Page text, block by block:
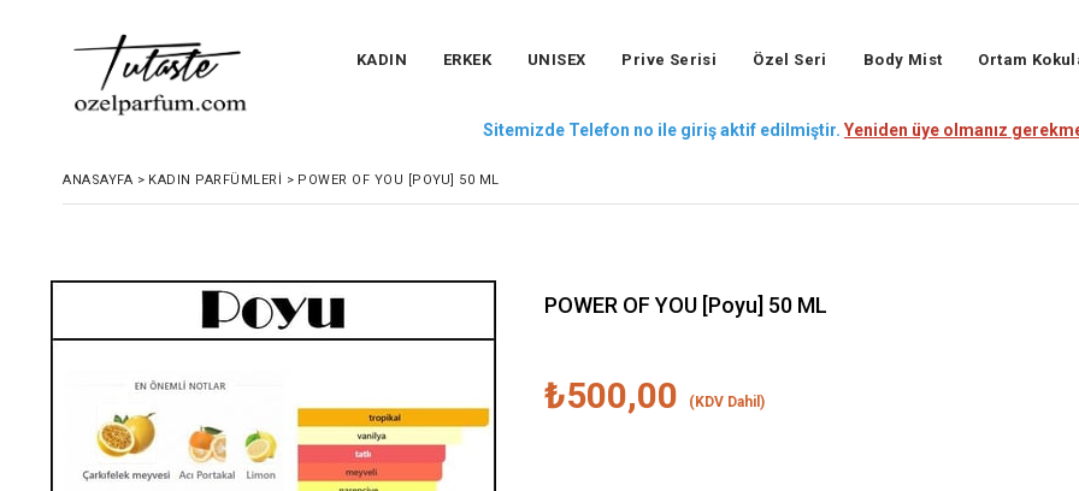
KADIN ERKEK UNISEX Prive Serisi Özel Seri Body Mist Ortam
Sitemizde Telefon no ile giriş aktif edilmiştir. Yeniden üye olmanız
ANASAYFA > KADIN PARFÜMLERI > POWER OF YOU [POYU] 50 ML
POWER OF YOU [Poyu] 50 ML
₺500,00 (KDV Dahil)